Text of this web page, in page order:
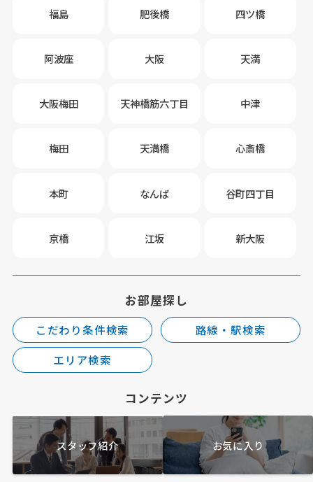
福島 肥後橋 四ツ橋
阿波座 大阪 天満
大阪梅田 天神橋筋六丁目 中津
梅田 天満橋 心斎橋
本町 なんば 谷町四丁目
京橋 江坂 新大阪
お部屋探し
こだわり条件検索
路線・駅検索
エリア検索
コンテンツ
スタッフ紹介 お気に入り